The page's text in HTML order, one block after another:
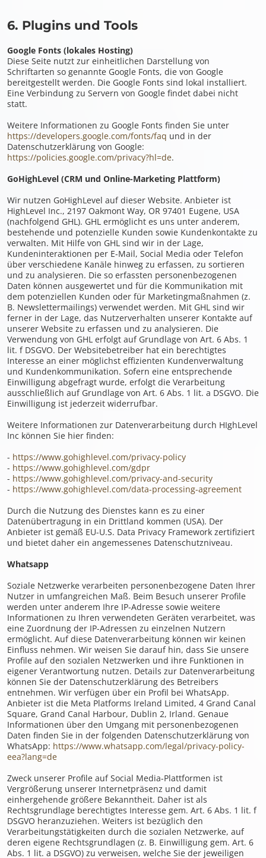
6. Plugins und Tools
Google Fonts (lokales Hosting)
Diese Seite nutzt zur einheitlichen Darstellung von
Schriftarten so genannte Google Fonts, die von Google
bereitgestellt werden. Die Google Fonts sind lokal installiert.
Eine Verbindung zu Servern von Google findet dabei nicht
statt.
Weitere Informationen zu Google Fonts finden Sie unter
https://developers.google.com/fonts/faq und in der
Datenschutzerklärung von Google:
https://policies.google.com/privacy?hl=de.
GoHighLevel (CRM und Online-Marketing Plattform)
Wir nutzen GoHighLevel auf dieser Website. Anbieter ist
HighLevel Inc., 2197 Oakmont Way, OR 97401 Eugene, USA
(nachfolgend GHL). GHL ermöglicht es uns unter anderem,
bestehende und potenzielle Kunden sowie Kundenkontakte zu
verwalten. Mit Hilfe von GHL sind wir in der Lage,
Kundeninteraktionen per E-Mail, Social Media oder Telefon
über verschiedene Kanäle hinweg zu erfassen, zu sortieren
und zu analysieren. Die so erfassten personenbezogenen
Daten können ausgewertet und für die Kommunikation mit
dem potenziellen Kunden oder für Marketingmaßnahmen (z.
B. Newslettermailings) verwendet werden. Mit GHL sind wir
ferner in der Lage, das Nutzerverhalten unserer Kontakte auf
unserer Website zu erfassen und zu analysieren. Die
Verwendung von GHL erfolgt auf Grundlage von Art. 6 Abs. 1
lit. f DSGVO. Der Websitebetreiber hat ein berechtigtes
Interesse an einer möglichst effizienten Kundenverwaltung
und Kundenkommunikation. Sofern eine entsprechende
Einwilligung abgefragt wurde, erfolgt die Verarbeitung
ausschließlich auf Grundlage von Art. 6 Abs. 1 lit. a DSGVO. Die
Einwilligung ist jederzeit widerrufbar.
Weitere Informationen zur Datenverarbeitung durch HIghLevel
Inc können Sie hier finden:
- https://www.gohighlevel.com/privacy-policy
- https://www.gohighlevel.com/gdpr
- https://www.gohighlevel.com/privacy-and-security
- https://www.gohighlevel.com/data-processing-agreement
Durch die Nutzung des Dienstes kann es zu einer
Datenübertragung in ein Drittland kommen (USA). Der
Anbieter ist gemäß EU-U.S. Data Privacy Framework zertifiziert
und bietet daher ein angemessenes Datenschutzniveau.
Whatsapp
Soziale Netzwerke verarbeiten personenbezogene Daten Ihrer
Nutzer in umfangreichen Maß. Beim Besuch unserer Profile
werden unter anderem Ihre IP-Adresse sowie weitere
Informationen zu Ihren verwendeten Geräten verarbeitet, was
eine Zuordnung der IP-Adressen zu einzelnen Nutzern
ermöglicht. Auf diese Datenverarbeitung können wir keinen
Einfluss nehmen. Wir weisen Sie darauf hin, dass Sie unsere
Profile auf den sozialen Netzwerken und ihre Funktionen in
eigener Verantwortung nutzen. Details zur Datenverarbeitung
können Sie der Datenschutzerklärung des Betreibers
entnehmen. Wir verfügen über ein Profil bei WhatsApp.
Anbieter ist die Meta Platforms Ireland Limited, 4 Grand Canal
Square, Grand Canal Harbour, Dublin 2, Irland. Genaue
Informationen über den Umgang mit personenbezogenen
Daten finden Sie in der folgenden Datenschutzerklärung von
WhatsApp: https://www.whatsapp.com/legal/privacy-policy-
eea?lang=de
Zweck unserer Profile auf Social Media-Plattformen ist
Vergrößerung unserer Internetpräsenz und damit
einhergehende größere Bekanntheit. Daher ist als
Rechtsgrundlage berechtigtes Interesse gem. Art. 6 Abs. 1 lit. f
DSGVO heranzuziehen. Weiters ist bezüglich den
Verarbeitungstätigkeiten durch die sozialen Netzwerke, auf
deren eigene Rechtsgrundlagen (z. B. Einwilligung gem. Art. 6
Abs. 1 lit. a DSGVO) zu verweisen, welche Sie der jeweiligen